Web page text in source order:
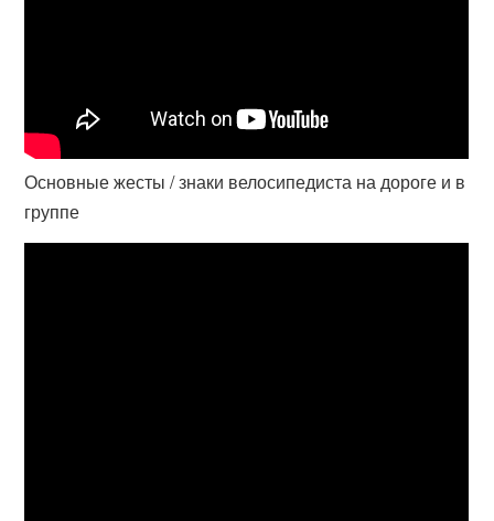
Основные жесты / знаки велосипедиста на дороге и в
группе